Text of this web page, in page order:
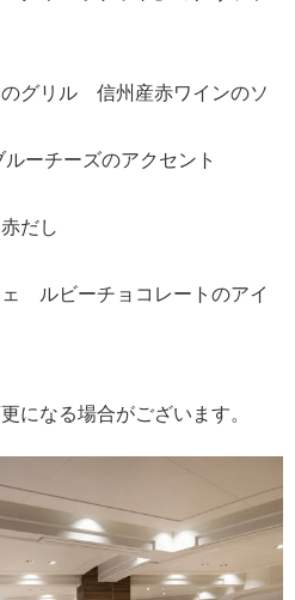
グリル 信州産赤ワインのソ
ーチーズのアクセント
だし
ルビーチョコレートのアイ
になる場合がございます。